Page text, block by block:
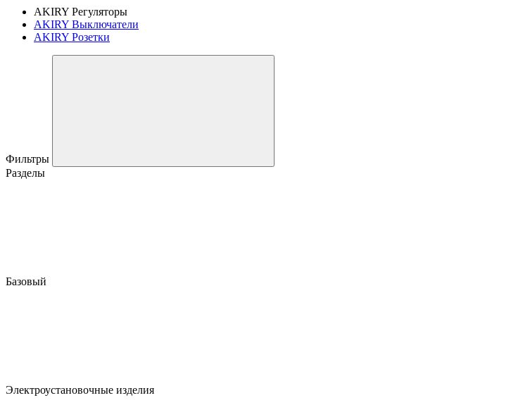
AKIRY Регуляторы
AKIRY Выключатели
AKIRY Розетки
Фильтры
Разделы
Базовый
Электроустановочные изделия